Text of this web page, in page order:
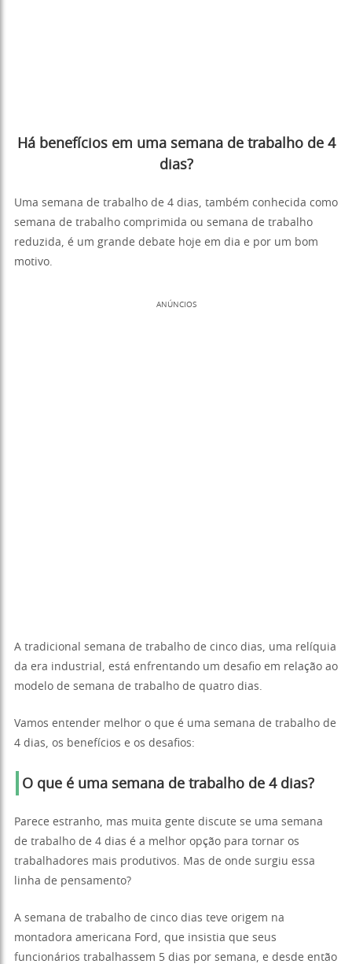
Há benefícios em uma semana de trabalho de 4
dias?
Uma semana de trabalho de 4 dias, também conhecida como
semana de trabalho comprimida ou semana de trabalho
reduzida, é um grande debate hoje em dia e por um bom
motivo.
ANÚNCIOS
A tradicional semana de trabalho de cinco dias, uma relíquia
da era industrial, está enfrentando um desafio em relação ao
modelo de semana de trabalho de quatro dias.
Vamos entender melhor o que é uma semana de trabalho de
4 dias, os benefícios e os desafios:
O que é uma semana de trabalho de 4 dias?
Parece estranho, mas muita gente discute se uma semana
de trabalho de 4 dias é a melhor opção para tornar os
trabalhadores mais produtivos. Mas de onde surgiu essa
linha de pensamento?
A semana de trabalho de cinco dias teve origem na
montadora americana Ford, que insistia que seus
funcionários trabalhassem 5 dias por semana, e desde então